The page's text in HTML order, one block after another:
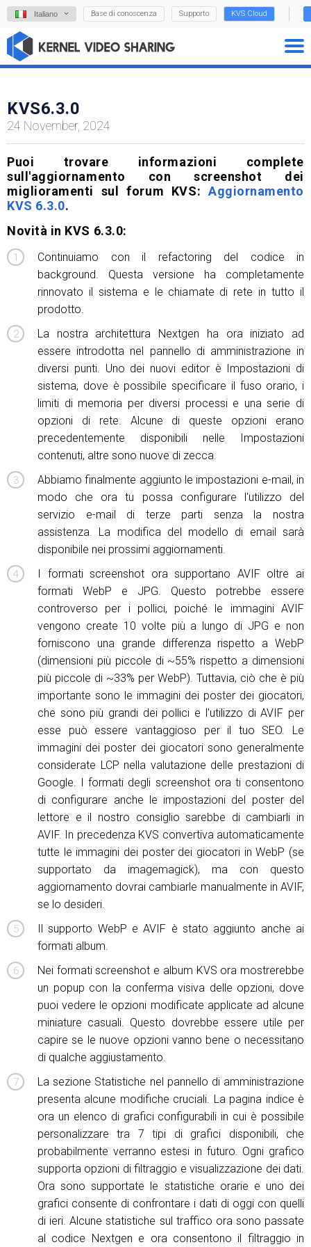
Italiano Base di conoscenza Supporto KVS Cloud
KVS6.3.0
24 November, 2024
Puoi trovare informazioni complete
sull'aggiornamento con screenshot dei
miglioramenti sul forum KVS: Aggiornamento
KVS 6.3.0.
Novità in KVS 6.3.0:
Continuiamo con il refactoring del codice in
background. Questa versione ha completamente
rinnovato il sistema e le chiamate di rete in tutto il
prodotto.
La nostra architettura Nextgen ha ora iniziato ad
essere introdotta nel pannello di amministrazione in
diversi punti. Uno dei nuovi editor è Impostazioni di
sistema, dove è possibile specificare il fuso orario, i
limiti di memoria per diversi processi e una serie di
opzioni di rete. Alcune di queste opzioni erano
precedentemente disponibili nelle Impostazioni
contenuti, altre sono nuove di zecca.
Abbiamo finalmente aggiunto le impostazioni e-mail, in
modo che ora tu possa configurare l'utilizzo del
servizio e-mail di terze parti senza la nostra
assistenza. La modifica del modello di email sarà
disponibile nei prossimi aggiornamenti.
I formati screenshot ora supportano AVIF oltre ai
formati WebP e JPG. Questo potrebbe essere
controverso per i pollici, poiché le immagini AVIF
vengono create 10 volte più a lungo di JPG e non
forniscono una grande differenza rispetto a WebP
(dimensioni più piccole di ~55% rispetto a dimensioni
più piccole di ~33% per WebP). Tuttavia, ciò che è più
importante sono le immagini dei poster dei giocatori,
che sono più grandi dei pollici e l'utilizzo di AVIF per
esse può essere vantaggioso per il tuo SEO. Le
immagini dei poster dei giocatori sono generalmente
considerate LCP nella valutazione delle prestazioni di
Google. I formati degli screenshot ora ti consentono
di configurare anche le impostazioni del poster del
lettore e il nostro consiglio sarebbe di cambiarli in
AVIF. In precedenza KVS convertiva automaticamente
tutte le immagini dei poster dei giocatori in WebP (se
supportato da imagemagick), ma con questo
aggiornamento dovrai cambiarle manualmente in AVIF,
se lo desideri.
Il supporto WebP e AVIF è stato aggiunto anche ai
formati album.
Nei formati screenshot e album KVS ora mostrerebbe
un popup con la conferma visiva delle opzioni, dove
puoi vedere le opzioni modificate applicate ad alcune
miniature casuali. Questo dovrebbe essere utile per
capire se le nuove opzioni vanno bene o necessitano
di qualche aggiustamento.
La sezione Statistiche nel pannello di amministrazione
presenta alcune modifiche cruciali. La pagina indice è
ora un elenco di grafici configurabili in cui è possibile
personalizzare tra 7 tipi di grafici disponibili, che
probabilmente verranno estesi in futuro. Ogni grafico
supporta opzioni di filtraggio e visualizzazione dei dati.
Ora sono supportate le statistiche orarie e uno dei
grafici consente di confrontare i dati di oggi con quelli
di ieri. Alcune statistiche sul traffico ora sono passate
al codice Nextgen e ora consentono il filtraggio in